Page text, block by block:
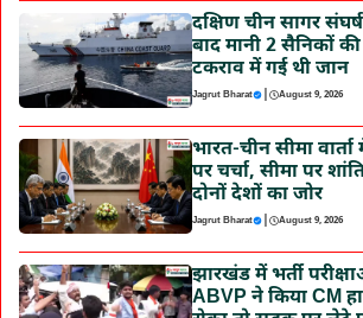
दक्षिण चीन सागर
बाद मानी 2 सैनिकों
टकराव में गई थी जान
Jagrut Bharat | August 9, 2026
भारत-चीन सीमा
पर चर्चा, सीमा पर
दोनों देशों का जोर
Jagrut Bharat | August 9, 2026
झारखंड में भर्ती
ABVP ने किया CM